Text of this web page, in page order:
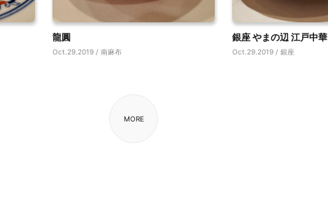
龍圓
Oct.29.2019 / 南麻布
銀座 やまの辺 江戸中華
Oct.29.2019 / 銀座
MORE